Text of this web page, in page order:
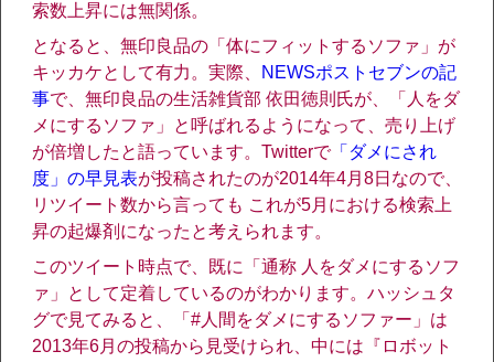
索数上昇には無関係。
となると、無印良品の「体にフィットするソファ」が
キッカケとして有力。実際、
NEWSポストセブンの記
事で、無印良品の生活雑貨部 依田徳則氏が、「人をダ
メにするソファ」と呼ばれるようになって、売り上げ
が倍増したと語っています。Twitterで「ダメにされ
度」の早見表が投稿されたのが2014年4月8日なので、
リツイート数から言っても これが5月における検索上
昇の起爆剤になったと考えられます。
このツイート時点で、既に「通称 人をダメにするソフ
ァ」として定着しているのがわかります。ハッシュタ
グで見てみると、「#人間をダメにするソファー」は
2013年6月の投稿から見受けられ、中には『ロボット